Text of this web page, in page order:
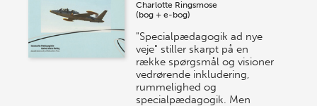
Charlotte Ringsmose
(bog + e-bog)
"Specialpædagogik ad nye
veje" stiller skarpt på en
række spørgsmål og visioner
vedrørende inkludering,
rummelighed og
specialpædagogik. Men